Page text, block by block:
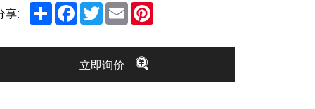
享: Share FacebookTwitterEmail
立即询价